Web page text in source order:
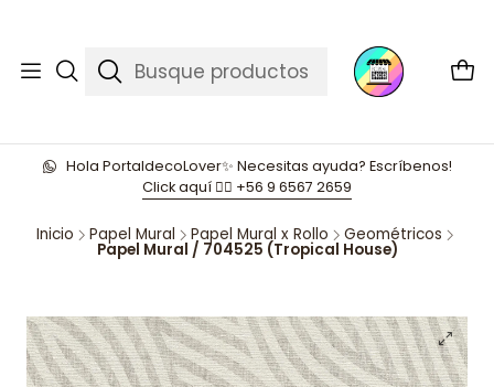
Hola PortaldecoLover✨ Necesitas ayuda? Escríbenos!
Click aquí 👉🏼 +56 9 6567 2659
Inicio Papel Mural Papel Mural x Rollo Geométricos
Papel Mural / 704525 (Tropical House)